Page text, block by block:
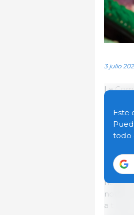
3 julio
La
los
El
a
Este
todo